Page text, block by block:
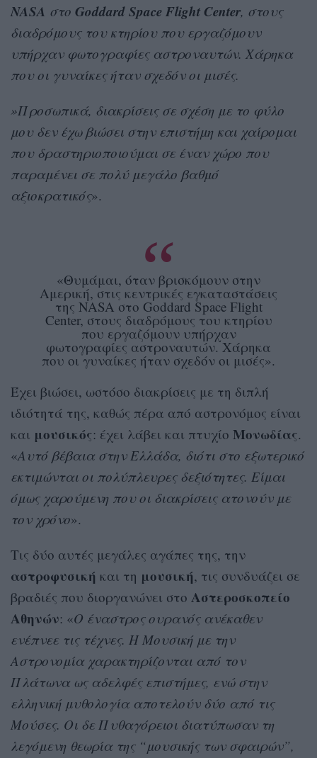
NASA στο Goddard Space Flight Center, στους
διαδρόμους του κτηρίου που εργαζόμουν
υπήρχαν φωτογραφίες αστροναυτών. Χάρηκα
που οι γυναίκες ήταν σχεδόν οι μισές.
»Προσωπικά, διακρίσεις σε σχέση με το φύλο
μου δεν έχω βιώσει στην επιστήμη και χαίρομαι
που δραστηριοποιούμαι σε έναν χώρο που
παραμένει σε πολύ μεγάλο βαθμό
αξιοκρατικός».
«Θυμάμαι, όταν βρισκόμουν στην
Αμερική, στις κεντρικές εγκαταστάσεις
της NASA στο Goddard Space Flight
Center, στους διαδρόμους του κτηρίου
που εργαζόμουν υπήρχαν
φωτογραφίες αστροναυτών. Χάρηκα
που οι γυναίκες ήταν σχεδόν οι μισές».
Έχει βιώσει, ωστόσο διακρίσεις με τη διπλή
ιδιότητά της, καθώς πέρα από αστρονόμος είναι
και μουσικός: έχει λάβει και πτυχίο Μονωδίας.
«Αυτό βέβαια στην Ελλάδα, διότι στο εξωτερικό
εκτιμώνται οι πολύπλευρες δεξιότητες. Είμαι
όμως χαρούμενη που οι διακρίσεις ατονούν με
τον χρόνο».
Τις δύο αυτές μεγάλες αγάπες της, την
αστροφυσική και τη μουσική, τις συνδυάζει σε
βραδιές που διοργανώνει στο Αστεροσκοπείο
Αθηνών: «Ο έναστρος ουρανός ανέκαθεν
ενέπνεε τις τέχνες. Η Μουσική με την
Αστρονομία χαρακτηρίζονται από τον
Πλάτωνα ως αδελφές επιστήμες, ενώ στην
ελληνική μυθολογία αποτελούν δύο από τις
Μούσες. Οι δε Πυθαγόρειοι διατύπωσαν τη
λεγόμενη θεωρία της “μουσικής των σφαιρών”,